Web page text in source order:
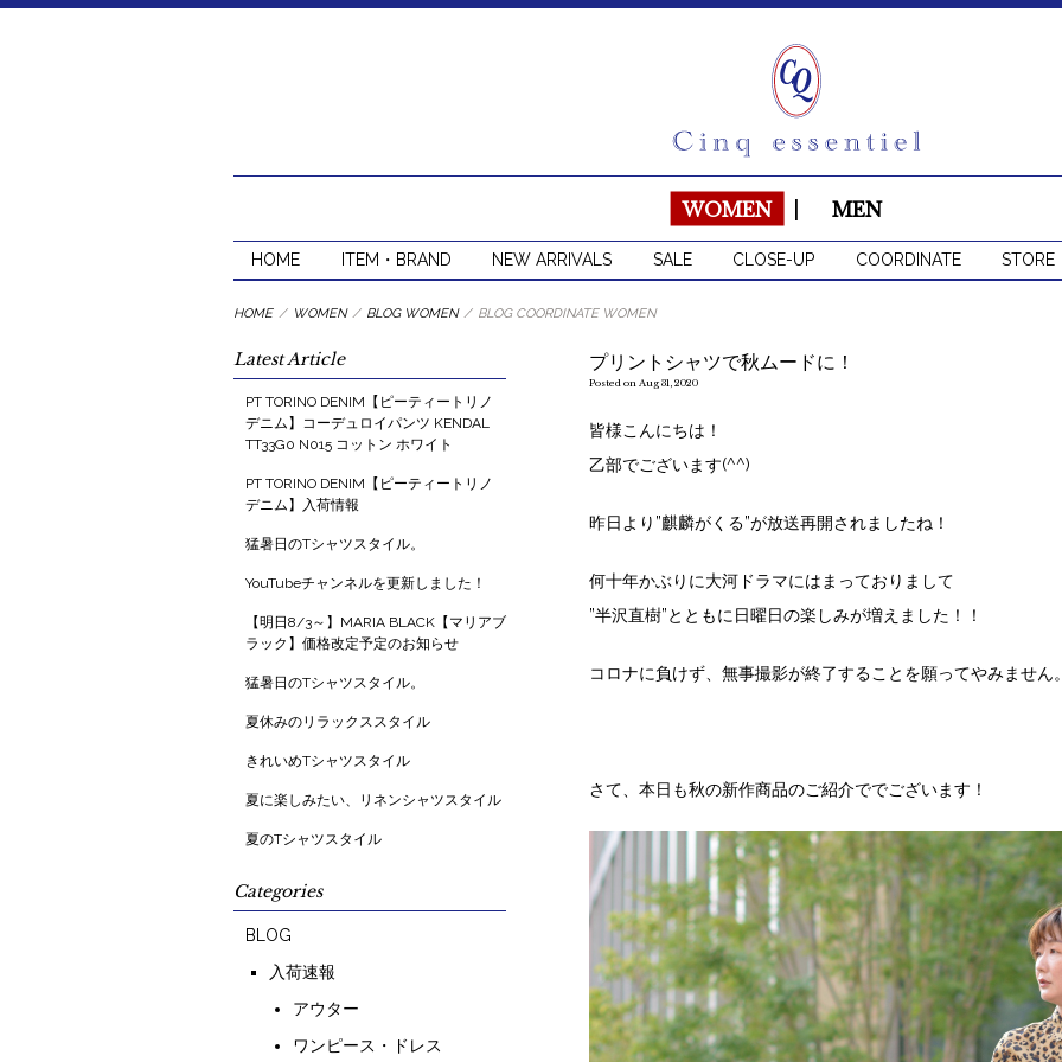
WOMEN MEN
HOME ITEM・BRAND NEW ARRIVALS SALE CLOSE-UP COORDINATE STORE
HOME / WOMEN / BLOG WOMEN / BLOG COORDINATE WOMEN
プリントシャツで秋ムードに！
Posted on Aug 31, 2020
皆様こんにちは！
乙部でございます(^^)
昨日より”麒麟がくる”が放送再開されましたね！
何十年かぶりに大河ドラマにはまっておりまして
”半沢直樹”とともに日曜日の楽しみが増えました！！
コロナに負けず、無事撮影が終了することを願ってやみません
さて、本日も秋の新作商品のご紹介ででございます！
Latest Article
PT TORINO DENIM【ピーティートリノ
デニム】コーデュロイパンツ KENDAL
TT33G0 N015 コットン ホワイト
PT TORINO DENIM【ピーティートリノ
デニム】入荷情報
猛暑日のTシャツスタイル。
YouTubeチャンネルを更新しました！
【明日8/3～】MARIA BLACK【マリアブ
ラック】価格改定予定のお知らせ
猛暑日のTシャツスタイル。
夏休みのリラックススタイル
きれいめTシャツスタイル
夏に楽しみたい、リネンシャツスタイル
夏のTシャツスタイル
Categories
BLOG
入荷速報
アウター
ワンピース・ドレス